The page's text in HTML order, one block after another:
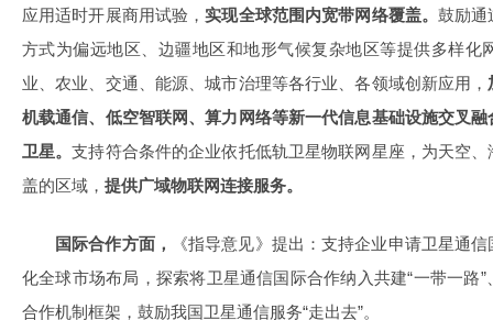
应用适时开展商用试验，实现全球范围内宽带网络覆盖。 鼓励通
方式为偏远地区、边疆地区和地形气候复杂地区等提供多样化
业、农业、交通、能源、城市治理等各行业、各领域创新应用，
机载通信、低空智联网、算力网络等新一代信息基础设施交叉
卫星。支持符合条件的企业依托低轨卫星物联网星座，为天空
盖的区域， 提供广域物联网连接服务。
国际合作方面，
《指导意见》提出：支持企业申请卫星通
化全球市场布局，探索将卫星通信国际合作纳入共建“一带一路
合作机制框架，鼓励我国卫星通信服务“走出去”。